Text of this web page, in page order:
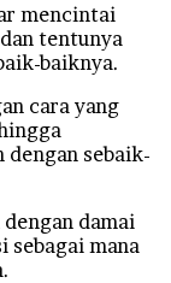
mencintai
tentunya
baiknya.
cara yang
dengan sebaik-
damai
sebagai mana